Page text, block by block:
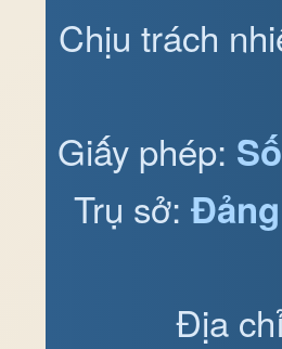
Chịu trách
Giấy phép:
Trụ sở:
Địa